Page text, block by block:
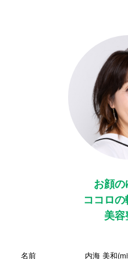
お顔の
ココロ
美
名前 内海 美和